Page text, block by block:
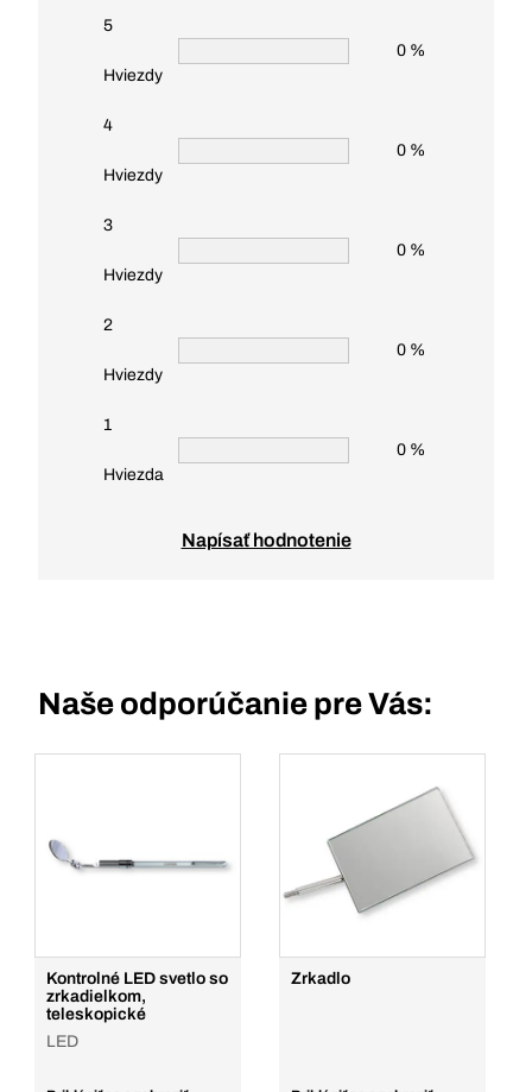
5
Hviezdy
0 %
4
Hviezdy
0 %
3
Hviezdy
0 %
2
Hviezdy
0 %
1
Hviezda
0 %
Napísať hodnotenie
Naše odporúčanie pre Vás:
Kontrolné LED svetlo so
zrkadielkom,
teleskopické
LED
Zrkadlo